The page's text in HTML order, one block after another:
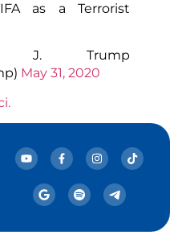
as a Terrorist
J. Trump
May 31, 2020